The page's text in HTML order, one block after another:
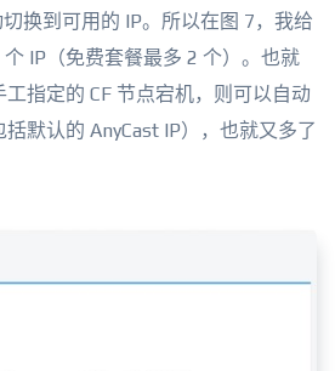
换到可用的 IP。所以在图 7，我给
IP（免费套餐最多 2 个）。也就
指定的 CF 节点宕机，则可以自动
默认的 AnyCast IP），也就又多了